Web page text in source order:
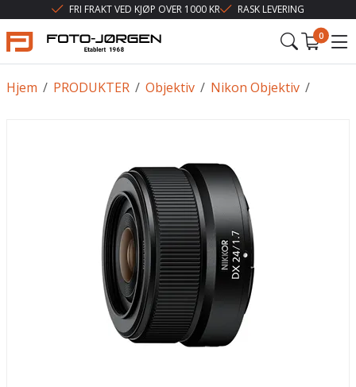
FRI FRAKT VED KJØP OVER 1000 KR RASK LEVERING
0
/
Hjem /
PRODUKTER /
Objektiv /
Nikon Objektiv